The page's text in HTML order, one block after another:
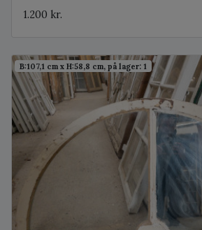
1.200 kr.
B:107,1 cm x H:58,8 cm, på lager: 1